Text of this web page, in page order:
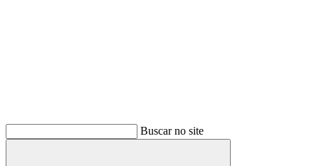
Buscar no site